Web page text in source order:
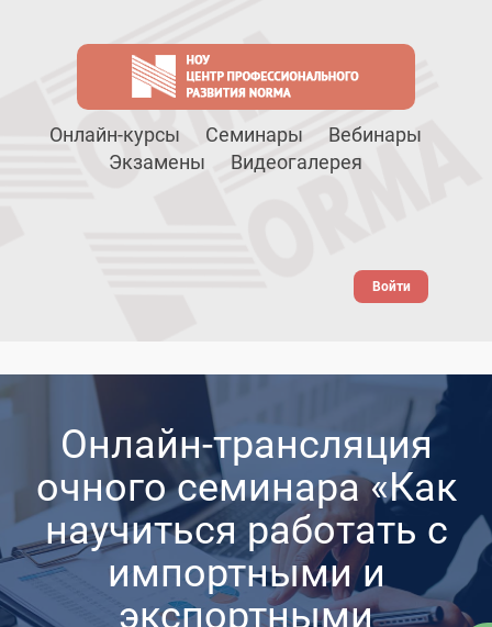
Онлайн-курсы Семинары
Вебинары
Экзамены
Видеогалерея
Войти
Онлайн-трансляция
очного семинара «Как
научиться работать с
импортными и
экспортными